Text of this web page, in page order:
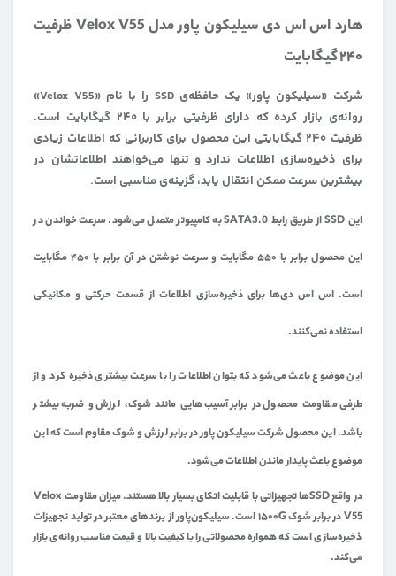
هارد اس اس دی سیلیکون پاور مدل Velox V55 ظرفیت
۲۴۰ گیگابایت
شرکت «سیلیکون پاور» یک حافظه‌ی SSD را با نام «Velox V55»
روانه‌ی بازار کرده که دارای ظرفیتی برابر با ۲۴۰ گیگابایت است.
ظرفیت ۲۴۰ گیگابایتی این محصول برای کاربرانی‌ که اطلاعات زیادی
برای ذخیره‌سازی اطلاعات ندارد و تنها می‌‌خواهند اطلاعاتشان در
بیشترین سرعت ممکن انتقال یابد، گزینه‌ی مناسبی است.
این SSD از طریق رابط SATA3.0 به کامپیوتر متصل می‌شود. سرعت خواندن در
این محصول برابر با ۵۵۰ مگابایت و سرعت نوشتن در آن برابر با ۴۵۰ مگابایت
است. اس اس دی‌ها برای ذخیره‌سازی اطلاعات از قسمت حرکتی و مکانیکی
استفاده نمی‌کنند.
این موضوع باعث می‌شود که بتوان اطلاعات را با سرعت بیشتری ذخیره‌ کرد و از
طرفی مقاومت محصول در برابر آسیب‌هایی مانند شوک، لرزش و ضربه بیشتر
باشد. این محصول شرکت سیلیکون پاور در برابر لرزش و شوک مقاوم است که این
موضوع باعث پایدار ماندن اطلاعات می‌شود.
در واقع SSDها تجهیزاتی با قابلیت اتکای بسیار بالا هستند. میزان مقاومت Velox
V55 در برابر شوک ۱۵۰۰G است. سیلیکون‌پاور از برندهای معتبر در تولید تجهیزات
ذخیره‌سازی است که همواره محصولاتی را با کیفیت بالا و قیمت مناسب روانه‌ی بازار
می‌کند.